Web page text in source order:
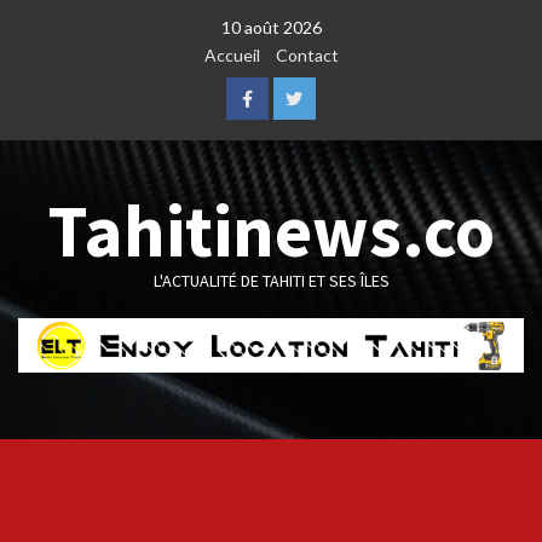
10 août 2026
Accueil
Contact
FacebookTwitter
Tahitinews.co
L'ACTUALITÉ DE TAHITI ET SES ÎLES